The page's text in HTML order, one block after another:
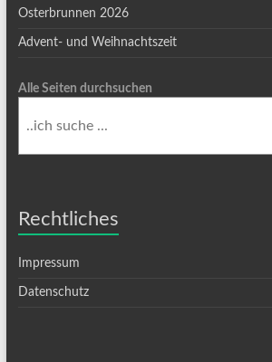
Osterbrunnen 2026
Advent- und Weihnachtszeit
Alle Seiten durchsuchen
Rechtliches
Impressum
Datenschutz